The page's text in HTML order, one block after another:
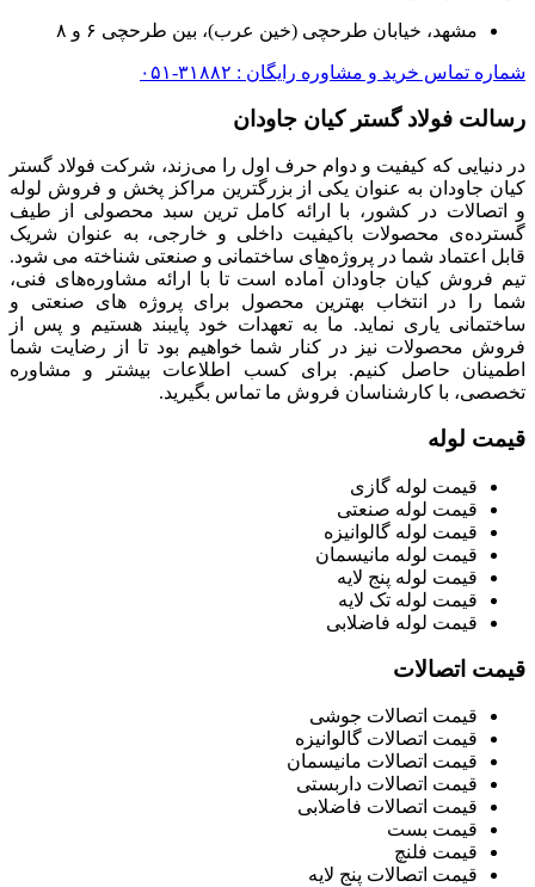
مشهد، خیابان طرحچی (خین عرب)، بین طرحچی ۶ و ۸
شماره تماس خرید و مشاوره رایگان : ۳۱۸۸۲-۰۵۱
رسالت فولاد گستر کیان جاودان
در دنیایی که کیفیت و دوام حرف اول را می‌زند، شرکت فولاد گستر
کیان جاودان به عنوان یکی از بزرگترین مراکز پخش و فروش لوله
و اتصالات در کشور، با ارائه کامل ترین سبد محصولی از طیف
گسترده‌‌ی محصولات باکیفیت داخلی و خارجی، به عنوان شریک
قابل اعتماد شما در پروژه‌های ساختمانی و صنعتی شناخته می شود.
تیم فروش کیان جاودان آماده است تا با ارائه مشاوره‌های فنی،
شما را در انتخاب بهترین محصول برای پروژه های صنعتی و
ساختمانی یاری نماید. ما به تعهدات خود پایبند هستیم و پس از
فروش محصولات نیز در کنار شما خواهیم بود تا از رضایت شما
اطمینان حاصل کنیم. برای کسب اطلاعات بیشتر و مشاوره
تخصصی، با کارشناسان فروش ما تماس بگیرید.
قیمت لوله
قیمت لوله گازی
قیمت لوله صنعتی
قیمت لوله گالوانیزه
قیمت لوله مانیسمان
قیمت لوله پنج لایه
قیمت لوله تک لایه
قیمت لوله فاضلابی
قیمت اتصالات
قیمت اتصالات جوشی
قیمت اتصالات گالوانیزه
قیمت اتصالات مانیسمان
قیمت اتصالات داربستی
قیمت اتصالات فاضلابی
قیمت بست
قیمت فلنچ
قیمت اتصالات پنج لایه